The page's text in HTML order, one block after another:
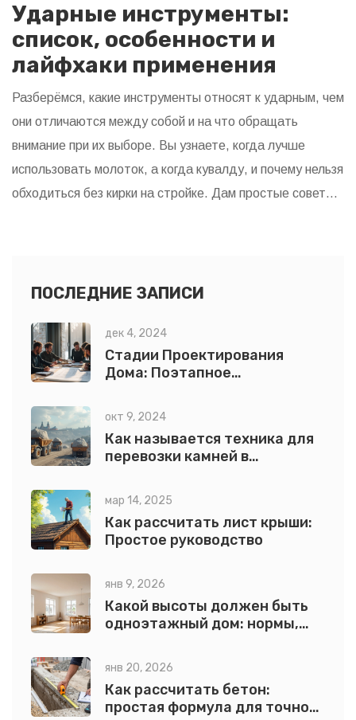
Ударные инструменты:
список, особенности и
лайфхаки применения
Разберёмся, какие инструменты относят к ударным, чем
они отличаются между собой и на что обращать
внимание при их выборе. Вы узнаете, когда лучше
использовать молоток, а когда кувалду, и почему нельзя
обходиться без кирки на стройке. Дам простые советы
ПОСЛЕДНИЕ ЗАПИСИ
дек 4, 2024
Стадии Проектирования
Дома: Поэтапное
окт 9, 2024
Как называется техника для
перевозки камней в
мар 14, 2025
Как рассчитать лист крыши:
Простое руководство
янв 9, 2026
Какой высоты должен быть
одноэтажный дом: нормы,
советы
янв 20, 2026
Как рассчитать бетон:
простая формула для точного